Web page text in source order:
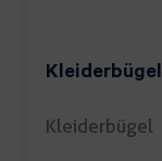
Kleiderbügel
Kleiderbügel